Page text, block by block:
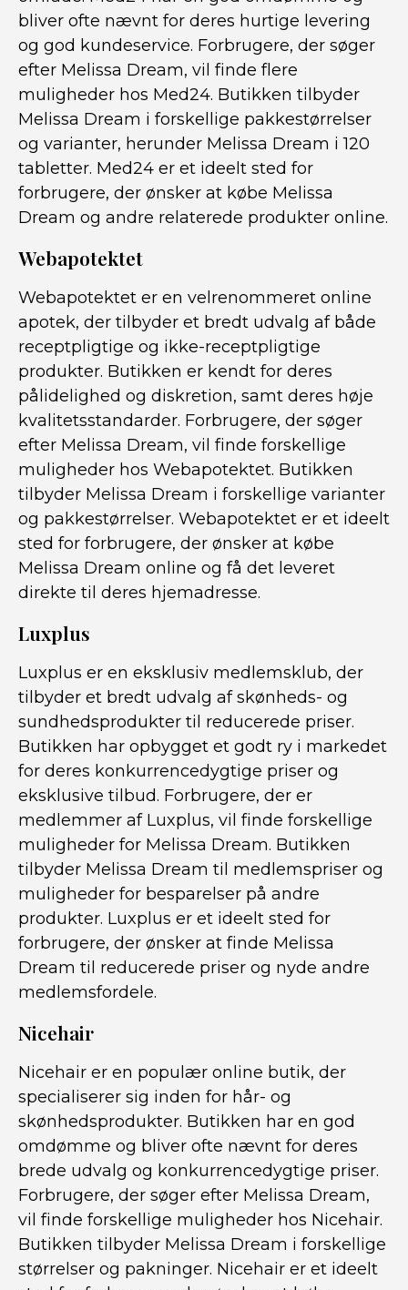
bliver ofte nævnt for deres hurtige levering
og god kundeservice. Forbrugere, der søger
efter Melissa Dream, vil finde flere
muligheder hos Med24. Butikken tilbyder
Melissa Dream i forskellige pakkestørrelser
og varianter, herunder Melissa Dream i 120
tabletter. Med24 er et ideelt sted for
forbrugere, der ønsker at købe Melissa
Dream og andre relaterede produkter online.
Webapotektet
Webapotektet er en velrenommeret online
apotek, der tilbyder et bredt udvalg af både
receptpligtige og ikke-receptpligtige
produkter. Butikken er kendt for deres
pålidelighed og diskretion, samt deres høje
kvalitetsstandarder. Forbrugere, der søger
efter Melissa Dream, vil finde forskellige
muligheder hos Webapotektet. Butikken
tilbyder Melissa Dream i forskellige varianter
og pakkestørrelser. Webapotektet er et ideelt
sted for forbrugere, der ønsker at købe
Melissa Dream online og få det leveret
direkte til deres hjemadresse.
Luxplus
Luxplus er en eksklusiv medlemsklub, der
tilbyder et bredt udvalg af skønheds- og
sundhedsprodukter til reducerede priser.
Butikken har opbygget et godt ry i markedet
for deres konkurrencedygtige priser og
eksklusive tilbud. Forbrugere, der er
medlemmer af Luxplus, vil finde forskellige
muligheder for Melissa Dream. Butikken
tilbyder Melissa Dream til medlemspriser og
muligheder for besparelser på andre
produkter. Luxplus er et ideelt sted for
forbrugere, der ønsker at finde Melissa
Dream til reducerede priser og nyde andre
medlemsfordele.
Nicehair
Nicehair er en populær online butik, der
specialiserer sig inden for hår- og
skønhedsprodukter. Butikken har en god
omdømme og bliver ofte nævnt for deres
brede udvalg og konkurrencedygtige priser.
Forbrugere, der søger efter Melissa Dream,
vil finde forskellige muligheder hos Nicehair.
Butikken tilbyder Melissa Dream i forskellige
størrelser og pakninger. Nicehair er et ideelt